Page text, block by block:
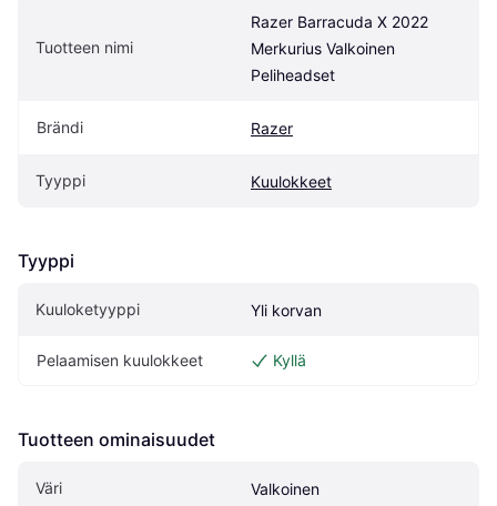
Tuotteen nimi
Razer Barracuda X 2022
Merkurius Valkoinen
Peliheadset
Brändi Razer
Tyyppi Kuulokkeet
Tyyppi
Kuuloketyyppi Yli korvan
Pelaamisen kuulokkeet Kyllä
Tuotteen ominaisuudet
Väri Valkoinen